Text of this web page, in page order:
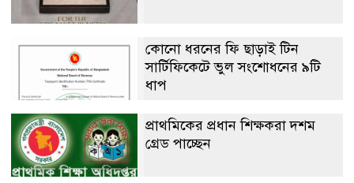
কোনো ধরনের ফি ছাড়াই টিন
সার্টিফিকেটে ভুল সংশোধনের ৯টি
ধাপ
প্রাথমিকের প্রধান শিক্ষকরা দশম
গ্রেড পাচ্ছেন